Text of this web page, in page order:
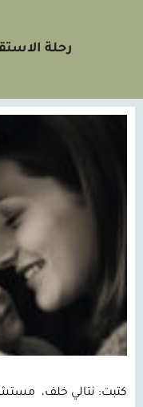
رحلة
كتبت: نتالي خلف،